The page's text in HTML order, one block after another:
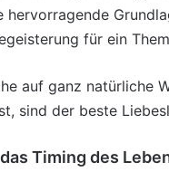
hervorragende
für ein
auf ganz natürliche
sind der beste
Timing des